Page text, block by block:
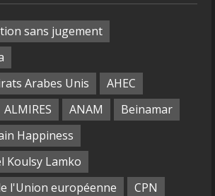
sans jugement
Arabes Unis
AHEC
ALMIRES ANAM
Beinamar
Happiness
Koulsy Lamko
l'Union européenne
CPN